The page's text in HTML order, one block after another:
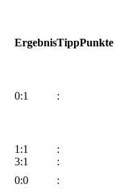
ErgebnisTippPunkte
0:1 :
1:1
:
3:1
:
0:0 :